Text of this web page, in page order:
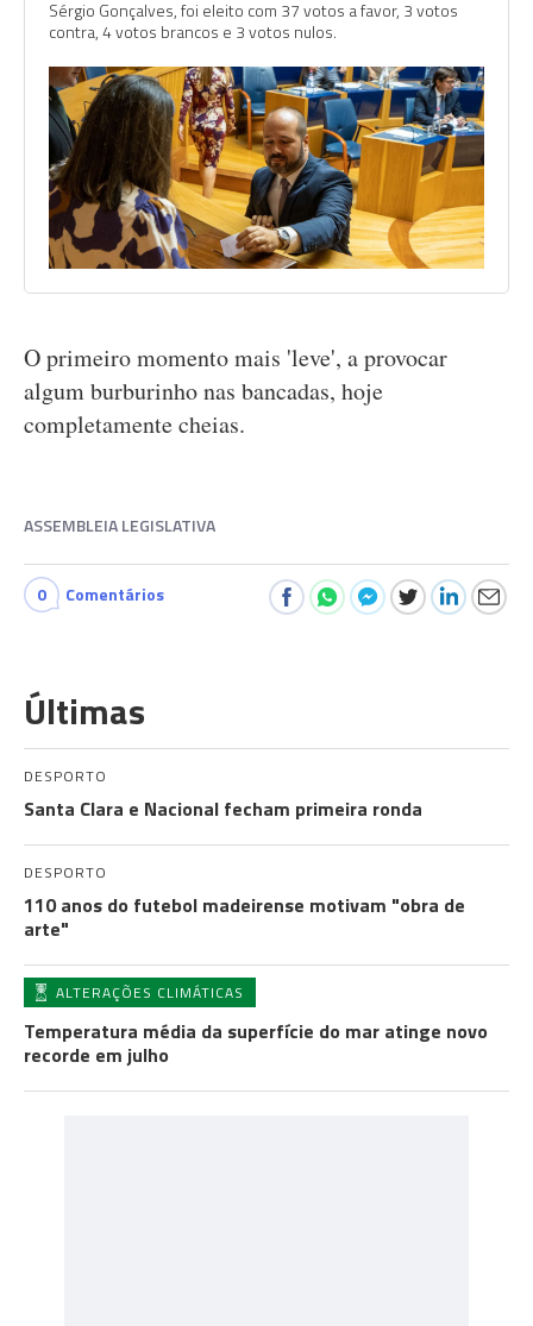
Sérgio Gonçalves, foi eleito com 37 votos a favor, 3 votos
contra, 4 votos brancos e 3 votos nulos.
O primeiro momento mais 'leve', a provocar
algum burburinho nas bancadas, hoje
completamente cheias.
ASSEMBLEIA LEGISLATIVA
0 Comentários
Últimas
DESPORTO
Santa Clara e Nacional fecham primeira ronda
DESPORTO
110 anos do futebol madeirense motivam "obra de
arte"
ALTERAÇÕES CLIMÁTICAS
Temperatura média da superfície do mar atinge novo
recorde em julho